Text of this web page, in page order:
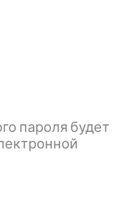
пароля будет